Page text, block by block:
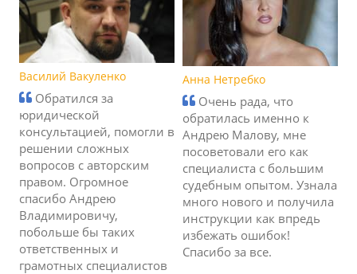
Василий Вакуленко
Обратился за
юридической
консультацией, помогли в
решении сложных
вопросов с авторским
правом. Огромное
спасибо Андрею
Владимировичу,
побольше бы таких
ответственных и
грамотных специалистов
Анна Нетребко
Очень рада, что
обратилась именно к
Андрею Малову, мне
посоветовали его как
специалиста с большим
судебным опытом. Узнала
много нового и получила
инструкции как впредь
избежать ошибок!
Спасибо за все.